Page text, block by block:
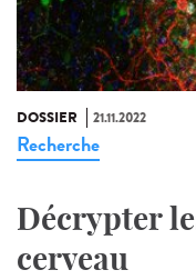
DOSSIER 21.11.2022
Recherche
Décrypter
cerveau